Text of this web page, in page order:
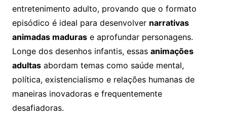
entretenimento adulto, provando que o formato
episódico é ideal para desenvolver narrativas
animadas madurase aprofundar personagens.
Longe dos desenhos infantis, essas animações
adultasabordam temas como saúde mental,
política, existencialismo e relações humanas de
maneiras inovadoras e frequentemente
desafiadoras.